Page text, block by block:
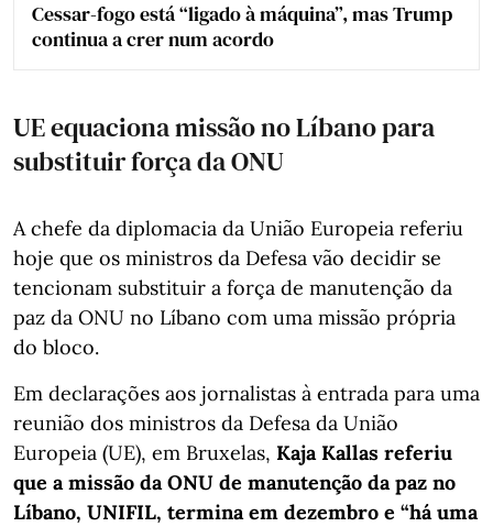
Cessar-fogo está “ligado à máquina”, mas Trump
continua a crer num acordo
UE equaciona missão no Líbano para
substituir força da ONU
A chefe da diplomacia da União Europeia referiu
hoje que os ministros da Defesa vão decidir se
tencionam substituir a força de manutenção da
paz da ONU no Líbano com uma missão própria
do bloco.
Em declarações aos jornalistas à entrada para uma
reunião dos ministros da Defesa da União
Europeia (UE), em Bruxelas, Kaja Kallas referiu
que a missão da ONU de manutenção da paz no
Líbano, UNIFIL, termina em dezembro e “há uma